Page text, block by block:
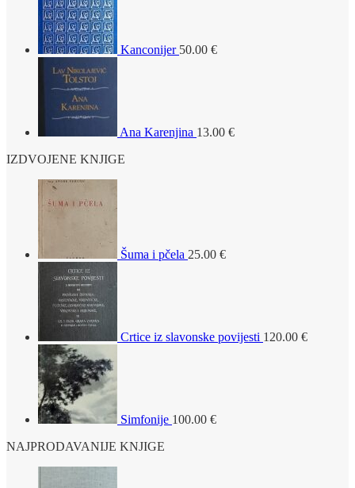
Kanconijer 50.00 €
Ana Karenjina 13.00 €
IZDVOJENE KNJIGE
Šuma i pčela 25.00 €
Crtice iz slavonske povijesti 120.00 €
Simfonije 100.00 €
NAJPRODAVANIJE KNJIGE